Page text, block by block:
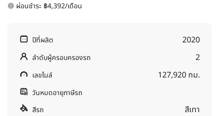
ผ่อนชำระ ฿4,392/เดือน
ปีที่ผลิต 2020
ลำดับผู้ครอบครองรถ 2
เลขไมล์ 127,920 กม.
วันหมดอายุภาษีรถ
สีรถ
สีเทา